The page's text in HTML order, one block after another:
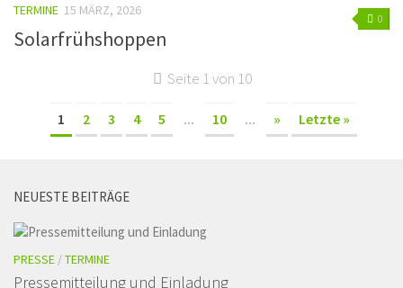
0
TERMINE 15 MÄRZ, 2026
Solarfrühshoppen
Seite 1 von 10
1 2 3 4 5 ... 10 ... » Letzte »
NEUESTE BEITRÄGE
PRESSE /TERMINE
Pressemitteilung und Einladung